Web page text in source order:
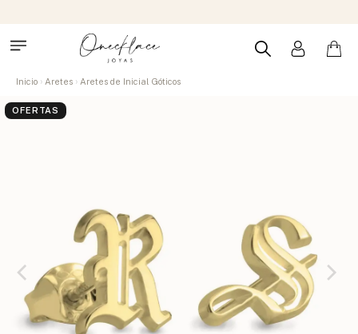
Inicio Aretes Aretes de Inicial Góticos
OFERTAS